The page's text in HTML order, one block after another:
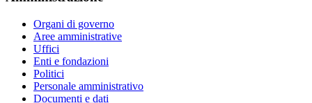
Organi di governo
Aree amministrative
Uffici
Enti e fondazioni
Politici
Personale amministrativo
Documenti e dati